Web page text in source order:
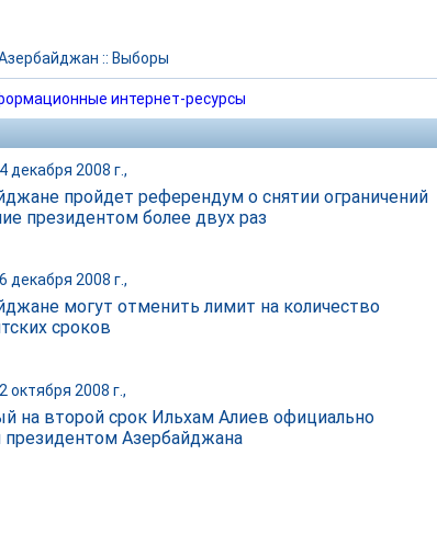
:: Выборы
интернет-ресурсы
декабря 2008 г.,
пройдет референдум о снятии ограничений
президентом более двух раз
декабря 2008 г.,
могут отменить лимит на количество
сроков
октября 2008 г.,
на второй срок Ильхам Алиев официально
президентом Азербайджана